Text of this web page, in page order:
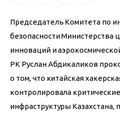
Председатель Комитета по
безопасности Министерства
инноваций и
РК Руслан Абдикаликов
о том, что китайская
контролировала
инфраструктуры Казахстана,